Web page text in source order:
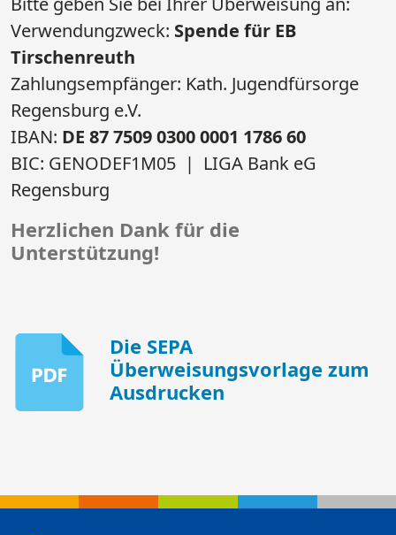
​​​​​​​Verwendungzweck: Spende für EB
Tirschenreuth
​​​​​​​Zahlungsempfänger: Kath. Jugendfürsorge
Regensburg e.V.
IBAN: DE 87 7509 0300 0001 1786 60
BIC: GENODEF1M05 | ​​​​​​​LIGA Bank eG
Regensburg
Herzlichen Dank für die
Unterstützung!
Die SEPA
Überweisungsvorlage zum
Ausdrucken